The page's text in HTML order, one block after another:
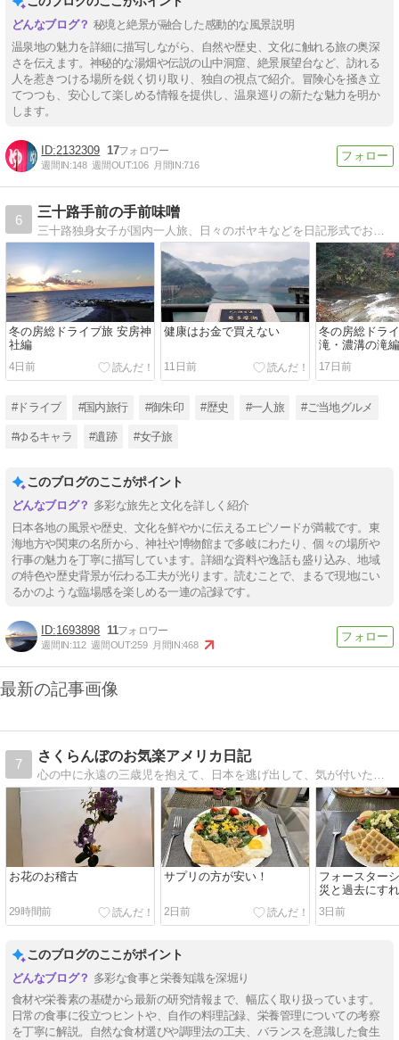
秘境と絶景が融合した感動的な風景説明
温泉地の魅力を詳細に描写しながら、自然や歴史、文化に触れる旅の奥深
さを伝えます。神秘的な湯畑や伝説の山中洞窟、絶景展望台など、訪れる
人を惹きつける場所を鋭く切り取り、独自の視点で紹介。冒険心を掻き立
てつつも、安心して楽しめる情報を提供し、温泉巡りの新たな魅力を明か
します。
2132309 17
週間IN:148 週間OUT:106 月間IN:716
6
三十路手前の手前味噌
冬の房総ドライブ旅 安房神
社編
4日前
健康はお金で買えない
11日前
冬の房総ドラ
滝・濃溝の滝編
17日前
#ドライブ #国内旅行 #御朱印 #歴史 #一人旅 #ご当地グルメ
#ゆるキャラ #遺跡 #女子旅
このブログのここがポイント
多彩な旅先と文化を詳しく紹介
日本各地の風景や歴史、文化を鮮やかに伝えるエピソードが満載です。東
海地方や関東の名所から、神社や博物館まで多岐にわたり、個々の場所や
行事の魅力を丁寧に描写しています。詳細な資料や逸話も盛り込み、地域
の特色や歴史背景が伝わる工夫が光ります。読むことで、まるで現地にい
るかのような臨場感を楽しめる一連の記録です。
1693898 11
週間IN:112 週間OUT:259 月間IN:468
最新の記事画像
7
さくらんぼのお気楽アメリカ日記
心の中に永遠の三歳児を抱えて、日本を逃げ出して、気が付いたらアメリカでの一人暮らしが２０年を優に超えていました。「結婚なんて絶対に無理！」という三歳児の言葉に従って生きている、アラフィフSakulanboのお気楽一人暮らしを綴ります。
お花のお稽古
29時間前
サプリの方が安い！
2日前
フォースター
災と過去にす
場所…
3日前
このブログのここがポイント
多彩な食事と栄養知識を深堀り
食材や栄養素の基礎から最新の研究情報まで、幅広く取り扱っています。
日常の食事に役立つヒントや、自作の料理記録、栄養管理についての考察
を丁寧に解説。自然な食材選びや調理法の工夫、バランスを意識した食生